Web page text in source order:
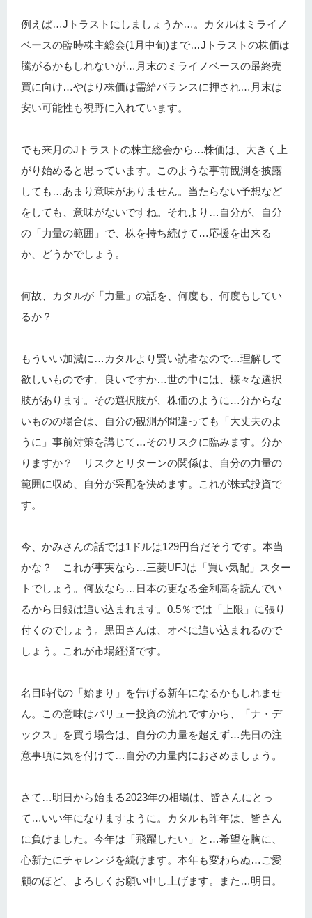
例えば…Jトラストにしましょうか…。カタルはミライノ
ベースの臨時株主総会(1月中旬)まで…Jトラストの株価は
騰がるかもしれないが…月末のミライノベースの最終売
買に向け…やはり株価は需給バランスに押され…月末は
安い可能性も視野に入れています。
でも来月のJトラストの株主総会から…株価は、大きく上
がり始めると思っています。このような事前観測を披露
しても…あまり意味がありません。当たらない予想など
をしても、意味がないですね。それより…自分が、自分
の「力量の範囲」で、株を持ち続けて…応援を出来る
か、どうかでしょう。
何故、カタルが「力量」の話を、何度も、何度もしてい
るか？
もういい加減に…カタルより賢い読者なので…理解して
欲しいものです。良いですか…世の中には、様々な選択
肢があります。その選択肢が、株価のように…分からな
いものの場合は、自分の観測が間違っても「大丈夫のよ
うに」事前対策を講じて…そのリスクに臨みます。分か
りますか？ リスクとリターンの関係は、自分の力量の
範囲に収め、自分が采配を決めます。これが株式投資で
す。
今、かみさんの話では1ドルは129円台だそうです。本当
かな？ これが事実なら…三菱UFJは「買い気配」スター
トでしょう。何故なら…日本の更なる金利高を読んでい
るから日銀は追い込まれます。0.5％では「上限」に張り
付くのでしょう。黒田さんは、オペに追い込まれるので
しょう。これが市場経済です。
名目時代の「始まり」を告げる新年になるかもしれませ
ん。この意味はバリュー投資の流れですから、「ナ・デ
ックス」を買う場合は、自分の力量を超えず…先日の注
意事項に気を付けて…自分の力量内におさめましょう。
さて…明日から始まる2023年の相場は、皆さんにとっ
て…いい年になりますように。カタルも昨年は、皆さん
に負けました。今年は「飛躍したい」と…希望を胸に、
心新たにチャレンジを続けます。本年も変わらぬ…ご愛
顧のほど、よろしくお願い申し上げます。また…明日。